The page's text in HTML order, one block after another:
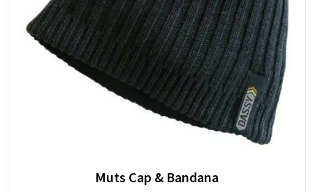
Muts Cap & Bandana